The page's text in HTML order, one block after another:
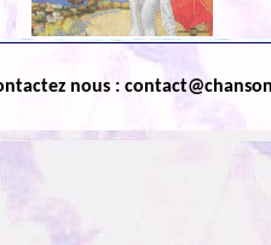
nous :